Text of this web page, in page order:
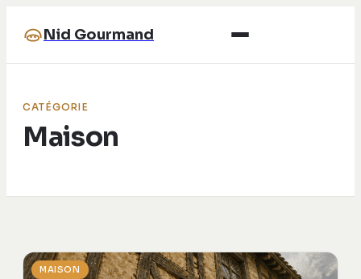
Nid Gourmand
CATÉGORIE
Maison
MAISON